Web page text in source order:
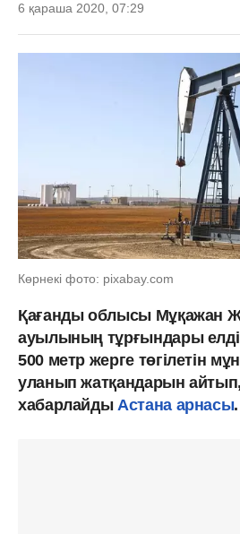
6 қараша 2020, 07:29
Көрнекі фото: pixabay.com
Қағанды облысы Мұқажан
ауылының тұрғындары
500 метр жерге төгілетін
уланып жатқандарын
хабарлайды Астана арнасы.